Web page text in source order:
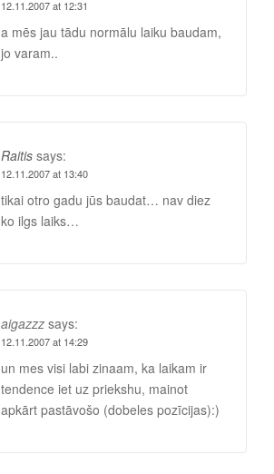
12.11.2007 at 12:31
a mēs jau tādu normālu laiku baudam,
jo varam..
Raitis says:
12.11.2007 at 13:40
tikai otro gadu jūs baudat… nav diez
ko ilgs laiks…
aigazzz says:
12.11.2007 at 14:29
un mes visi labi zinaam, ka laikam ir
tendence iet uz priekshu, mainot
apkārt pastāvošo (dobeles pozīcijas):)